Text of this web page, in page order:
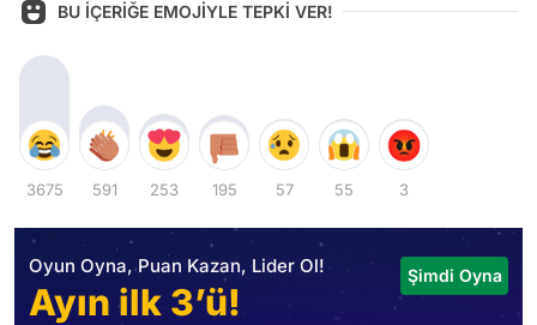
BU İÇERİĞE EMOJİYLE TEPKİ VER!
3675 591 253 195 57 55 3
Oyun Oyna, Puan Kazan, Lider Ol!
Ayın ilk 3’ü!
Şimdi Oyna